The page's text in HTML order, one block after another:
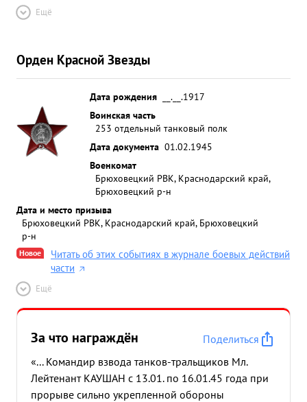
Ещё
Орден Красной Звезды
Дата рождения
__.__.1917
Воинская часть
253 отдельный танковый полк
Дата документа 01.02.1945
Военкомат
Брюховецкий РВК, Краснодарский край,
Брюховецкий р-н
Дата и место призыва
Брюховецкий РВК, Краснодарский край, Брюховецкий
р-н
Новое
Читать об этих событиях в журнале боевых действий
части
Ещё
За что награждён
Поделиться
«... Командир взвода танков-тральщиков Мл.
Лейтенант КАУШАН с 13.01. по 16.01.45 года при
прорыве сильно укрепленной обороны